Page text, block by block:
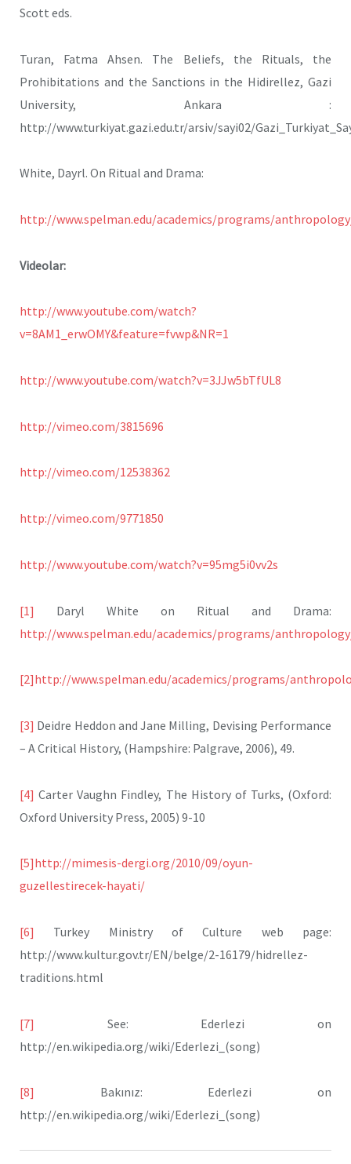
Scott eds.
Turan, Fatma Ahsen. The Beliefs, the Rituals, the
Prohibitations and the Sanctions in the Hidirellez, Gazi
University, Ankara :
http://www.turkiyat.gazi.edu.tr/arsiv/sayi02/
White, Dayrl. On Ritual and Drama:
http://www.spelman.edu/academics/programs/
Videolar:
http://www.youtube.com/watch?
v=8AM1_erwOMY&feature=fvwp&NR=1
http://www.youtube.com/watch?v=3JJw5bTfUL8
http://vimeo.com/3815696
http://vimeo.com/12538362
http://vimeo.com/9771850
http://www.youtube.com/watch?v=95mg5i0vv2s
[1] Daryl White on Ritual and Drama:
http://www.spelman.edu/academics/programs/
[2]http://www.spelman.edu/academics/programs/
[3] Deidre Heddon and Jane Milling, Devising Performance
– A Critical History, (Hampshire: Palgrave, 2006), 49.
[4] Carter Vaughn Findley, The History of Turks, (Oxford:
Oxford University Press, 2005) 9-10
[5]http://mimesis-dergi.org/2010/09/oyun-
guzellestirecek-hayati/
[6] Turkey Ministry of Culture web page:
http://www.kultur.gov.tr/EN/belge/2-16179/hidrellez-
traditions.html
[7] See: Ederlezi on
http://en.wikipedia.org/wiki/Ederlezi_(song)
[8] Bakınız: Ederlezi on
http://en.wikipedia.org/wiki/Ederlezi_(song)